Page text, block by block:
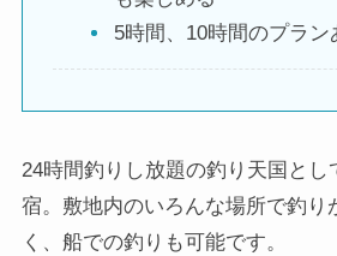
5時間、10時間のプラン
24時間釣りし放題の釣り天国とし
宿。敷地内のいろんな場所で釣り
く、船での釣りも可能です。